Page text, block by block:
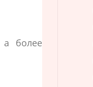
более